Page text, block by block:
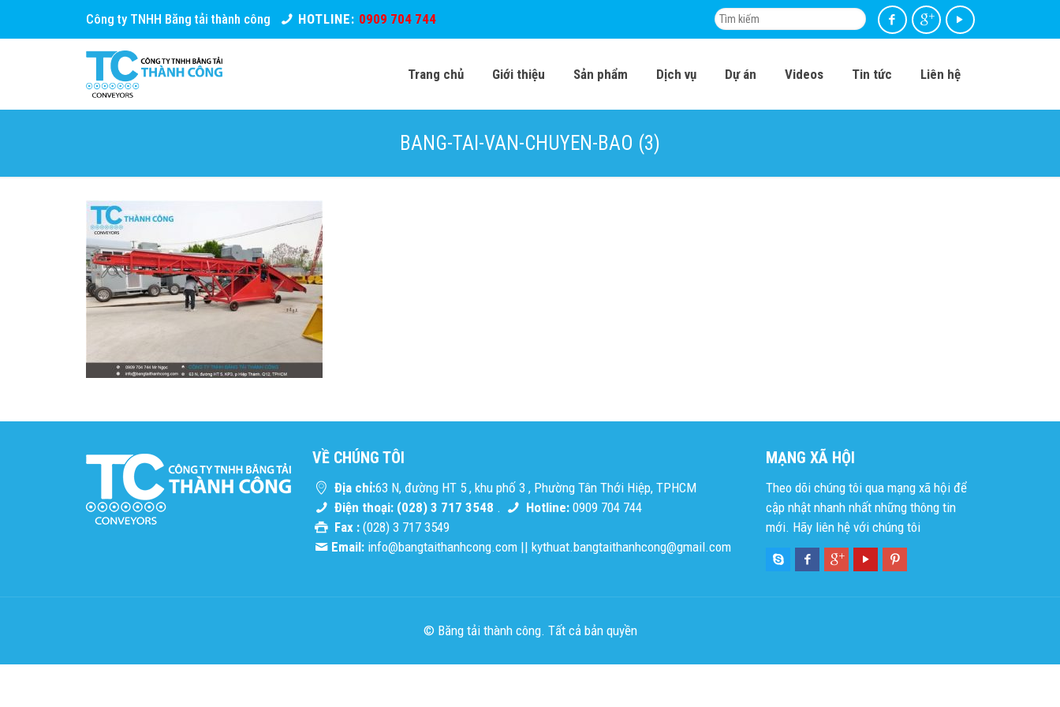
Công ty TNHH Băng tải thành công HOTLINE: 0909 704 744
Trang chủ Giới thiệu Sản phẩm Dịch vụ Dự án Videos Tin tức Liên hệ
BANG-TAI-VAN-CHUYEN-BAO (3)
VỀ CHÚNG TÔI
Địa chỉ:63 N, đường HT 5 , khu phố 3 , Phường Tân Thới Hiệp, TPHCM
Điện thoại: (028) 3 717 3548 . Hotline: 0909 704 744
Fax :(028) 3 717 3549
Email: info@bangtaithanhcong.com|| kythuat.bangtaithanhcong@gmail.com
MẠNG XÃ HỘI
Theo dõi chúng tôi qua mạng xã hội để
cập nhật nhanh nhất những thông tin
mới. Hãy liên hệ với chúng tôi
© Băng tải thành công. Tất cả bản quyền